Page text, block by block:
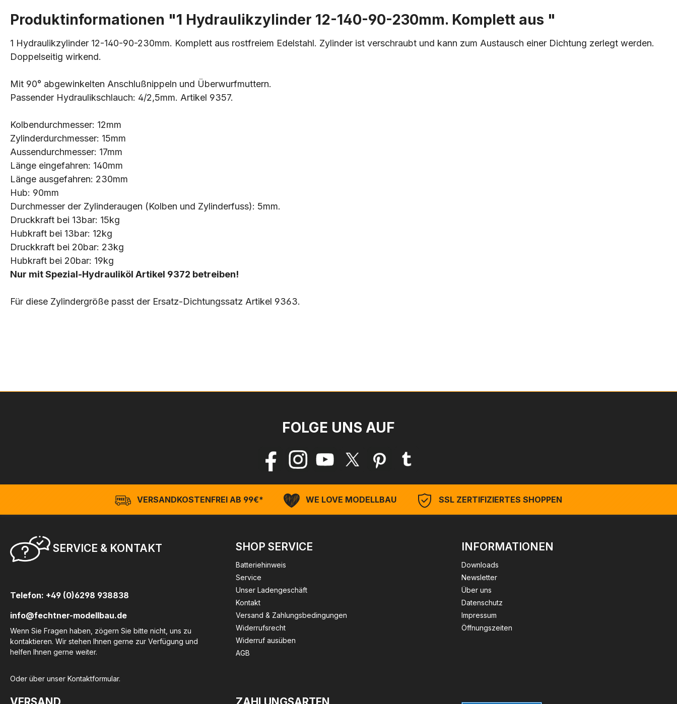
Produktinformationen "1 Hydraulikzylinder 12-140-90-230mm. Komplett aus "
1 Hydraulikzylinder 12-140-90-230mm. Komplett aus rostfreiem Edelstahl. Zylinder ist verschraubt und kann zum Austausch einer Dichtung zerlegt werden.
Doppelseitig wirkend.
Mit 90° abgewinkelten Anschlußnippeln und Überwurfmuttern.
Passender Hydraulikschlauch: 4/2,5mm. Artikel 9357.
Kolbendurchmesser: 12mm
Zylinderdurchmesser: 15mm
Aussendurchmesser: 17mm
Länge eingefahren: 140mm
Länge ausgefahren: 230mm
Hub: 90mm
Durchmesser der Zylinderaugen (Kolben und Zylinderfuss): 5mm.
Druckkraft bei 13bar: 15kg
Hubkraft bei 13bar: 12kg
Druckkraft bei 20bar: 23kg
Hubkraft bei 20bar: 19kg
Nur mit Spezial-Hydrauliköl Artikel 9372 betreiben!
Für diese Zylindergröße passt der Ersatz-Dichtungssatz Artikel 9363.
FOLGE UNS AUF
VERSANDKOSTENFREI AB 99€* WE LOVE MODELLBAU SSL ZERTIFIZIERTES SHOPPEN
SERVICE & KONTAKT
Telefon: +49 (0)6298 938838
info@fechtner-modellbau.de
Wenn Sie Fragen haben, zögern Sie bitte nicht, uns zu
kontaktieren. Wir stehen Ihnen gerne zur Verfügung und
helfen Ihnen gerne weiter.
Oder über unser Kontaktformular.
SHOP SERVICE
Batteriehinweis
Service
Unser Ladengeschäft
Kontakt
Versand & Zahlungsbedingungen
Widerrufsrecht
Widerruf ausüben
AGB
INFORMATIONEN
Downloads
Newsletter
Über uns
Datenschutz
Impressum
Öffnungszeiten